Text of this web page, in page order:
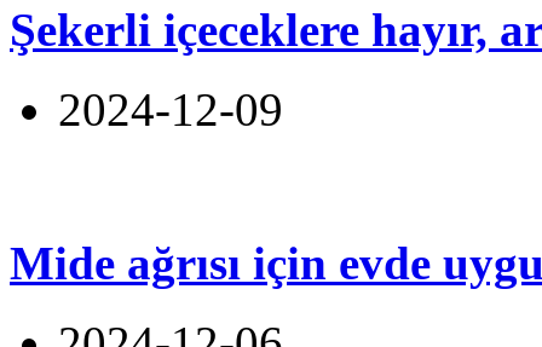
Şekerli içeceklere hayır,
2024-12-09
Mide ağrısı için evde